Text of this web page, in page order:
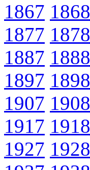
1867 1868
1877 1878
1887 1888
1897 1898
1907 1908
1917 1918
1927 1928